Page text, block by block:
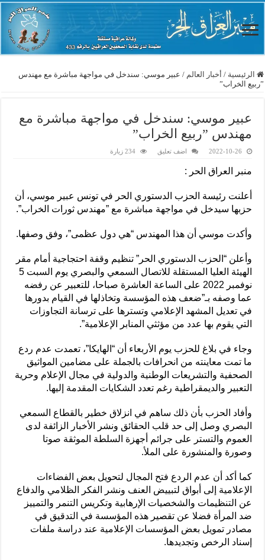
الرئيسية / أخبار العالم / عبير موسي: سندخل في مواجهة مباشرة مع مهندس
”ربيع الخراب”
عبير موسي: سندخل في مواجهة مباشرة مع
مهندس ”ربيع الخراب”
2022-10-26 اضف تعليق 234 زيارة
منبر العراق الحر :
أعلنت رئيسة الحزب الدستوري الحر في تونس عبير موسي، أن
حزبها سيدخل في مواجهة مباشرة مع ”مهندس ثورات الخراب”.
وأكدت موسي أن هذا المهندس “هي دول عظمى”، وفق وصفها.
وأعلن “الحزب الدستوري الحر” تنظيم وقفة احتجاجية أمام مقر
الهيئة العليا المستقلة للاتصال السمعي والبصري يوم السبت 5
نوفمبر 2022 على الساعة العاشرة صباحا، للتعبير عن رفضه
عما وصفه بـ”ضعف هذه المؤسسة وتخاذلها في القيام بدورها
في تعديل المشهد الإعلامي وتسترها على ترسانة التجاوزات
التي يقوم بها عدد من مؤثثي المنابر الإعلامية”.
وجاء في بلاغ للحزب يوم الأربعاء أن “الهايكا”، تعمدت عدم ردع
ما تمت معاينته من انحرافات بالجملة على مضامين المواثيق
الصحفية والتشريعات الوطنية والدولية في مجال الإعلام وحرية
التعبير والديمقراطية رغم تعدد الشكايات المقدمة إليها.
وأفاد الحزب بأن ذلك ساهم في انزلاق خطير بالقطاع السمعي
البصري وصل إلى حد قلب الحقائق ونشر الأخبار الزائفة لدى
العموم والتستر على جرائم أجهزة السلطة الموثقة صوتا
وصورة والمنشورة على الملأ.
كما أكد أن عدم الردع فتح المجال لتحويل بعض الفضاءات
الإعلامية إلى أبواق لتبييض العنف ونشر الفكر الظلامي والدفاع
عن التنظيمات والشخصيات الإرهابية وتكريس التنمر والتمييز
ضد المرأة فضلا عن تقصير هذه المؤسسة في التدقيق في
مصادر تمويل بعض المؤسسات الإعلامية عند دراسة ملفات
إسناد الرخص وتجديدها.